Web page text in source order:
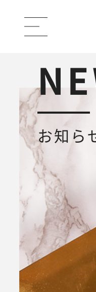
ABOUT
PRODUCTS
Ibiza
Ibiza
Ibiza
お知ら